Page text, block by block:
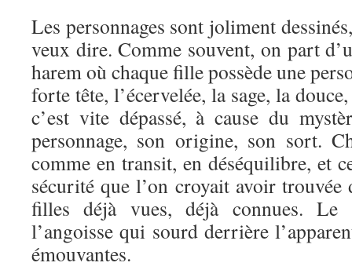
Les personnages sont joliment
veux dire. Comme souvent, on part
harem où chaque fille possède une
forte tête, l’écervelée, la sage, la
c’est vite dépassé, à cause du
personnage, son origine, son sort.
comme en transit, en déséquilibre, et
sécurité que l’on croyait avoir trouvée
filles déjà vues, déjà connues. Le
l’angoisse qui sourd derrière
émouvantes.